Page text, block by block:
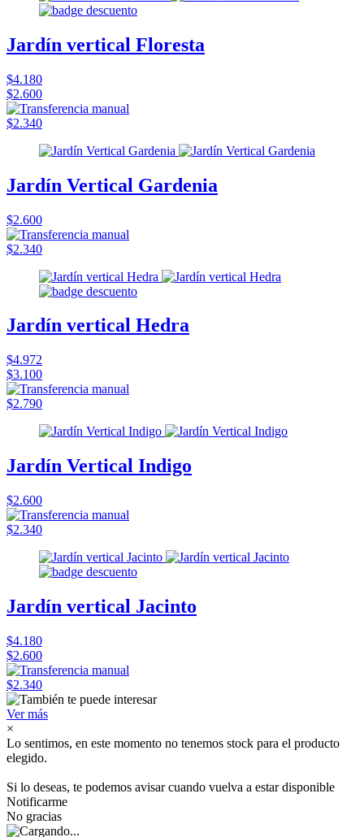
Jardín vertical Floresta
$4.180
$2.600
$2.340
Jardín Vertical Gardenia
$2.600
$2.340
Jardín vertical Hedra
$4.972
$3.100
$2.790
Jardín Vertical Indigo
$2.600
$2.340
Jardín vertical Jacinto
$4.180
$2.600
$2.340
Ver más
×
Lo sentimos, en este momento no tenemos stock para el producto
elegido.
Si lo deseas, te podemos avisar cuando vuelva a estar disponible
Notificarme
No gracias